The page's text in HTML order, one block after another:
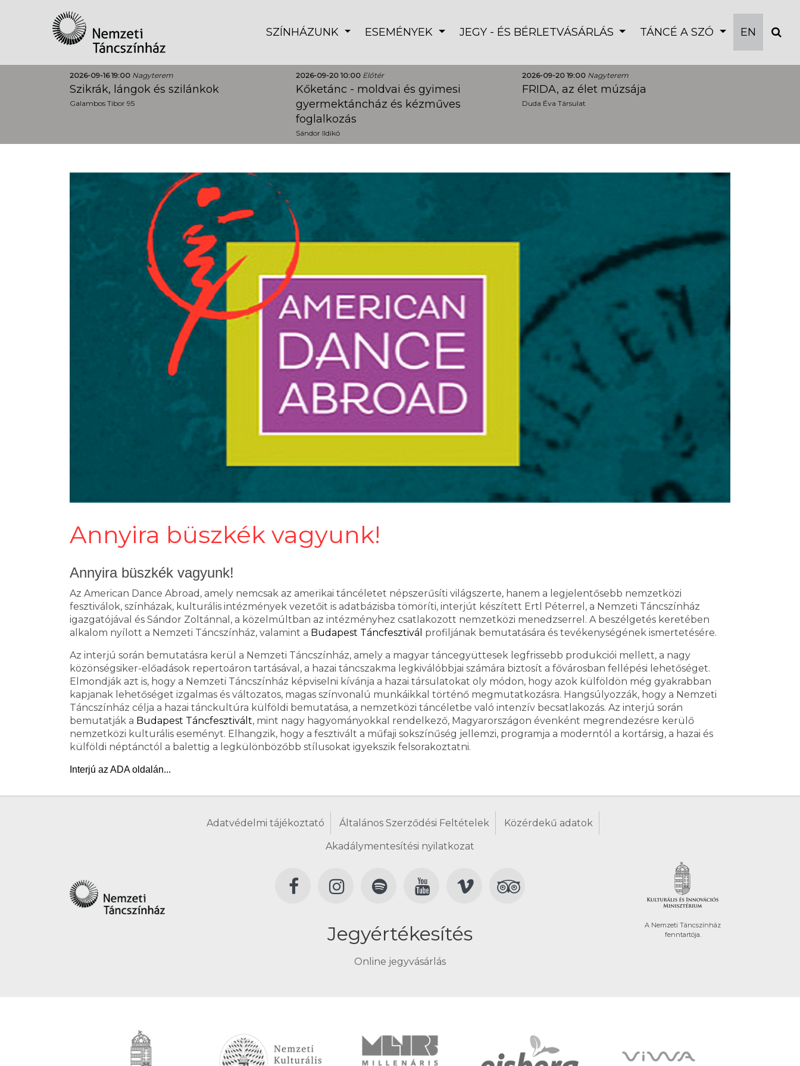
SZÍNHÁZUNK ESEMÉNYEK JEGY - ÉS BÉRLETVÁSÁRLÁS TÁNCÉ A SZÓ EN
2026-09-16 19:00 Nagyterem
Szikrák, lángok és szilánkok
Galambos Tibor 95
2026-09-20 10:00 Előtér
Kőketánc - moldvai és gyimesi
gyermektáncház és kézműves
foglalkozás
Sándor Ildikó
2026-09-20 19:00 Nagyterem
FRIDA, az élet múzsája
Duda Éva Társulat
Annyira büszkék vagyunk!
Annyira büszkék vagyunk!
Az American Dance Abroad, amely nemcsak az amerikai táncéletet népszerűsíti világszerte, hanem a legjelentősebb nemzetközi
fesztiválok, színházak, kulturális intézmények vezetőit is adatbázisba tömöríti, interjút készített Ertl Péterrel, a Nemzeti Táncszínház
igazgatójával és Sándor Zoltánnal, a közelmúltban az intézményhez csatlakozott nemzetközi menedzserrel. A beszélgetés keretében
alkalom nyílott a Nemzeti Táncszínház, valamint a Budapest Táncfesztivál profiljának bemutatására és tevékenységének ismertetésére.
Az interjú során bemutatásra kerül a Nemzeti Táncszínház, amely a magyar táncegyüttesek legfrissebb produkciói mellett, a nagy
közönségsiker-előadások repertoáron tartásával, a hazai táncszakma legkiválóbbjai számára biztosít a fővárosban fellépési lehetőséget.
Elmondják azt is, hogy a Nemzeti Táncszínház képviselni kívánja a hazai társulatokat oly módon, hogy azok külföldön még gyakrabban
kapjanak lehetőséget izgalmas és változatos, magas színvonalú munkáikkal történő megmutatkozásra. Hangsúlyozzák, hogy a Nemzeti
Táncszínház célja a hazai tánckultúra külföldi bemutatása, a nemzetközi táncéletbe való intenzív becsatlakozás. Az interjú során
bemutatják a Budapest Táncfesztivált, mint nagy hagyományokkal rendelkező, Magyarországon évenként megrendezésre kerülő
nemzetközi kulturális eseményt. Elhangzik, hogy a fesztivált a műfaji sokszínűség jellemzi, programja a moderntól a kortársig, a hazai és
külföldi néptánctól a balettig a legkülönbözőbb stílusokat igyekszik felsorakoztatni.
Interjú az ADA oldalán...
Adatvédelmi tájékoztató Általános Szerződési Feltételek Közérdekű adatok
Akadálymentesítési nyilatkozat
Jegyértékesítés
Online jegyvásárlás
A Nemzeti Táncszínház
fenntartója.